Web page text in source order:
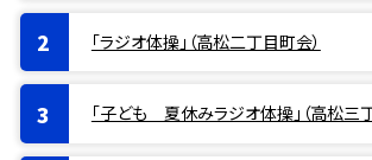
「ラジオ体操」（高松二丁目町会）
「子ども 夏休みラジオ体操」（高松三